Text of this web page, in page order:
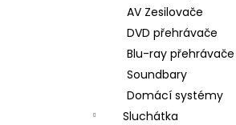
AV Zesilovače
DVD přehrávače
Blu-ray přehrávače
Soundbary
Domácí systémy
Sluchátka
2 090 Kč